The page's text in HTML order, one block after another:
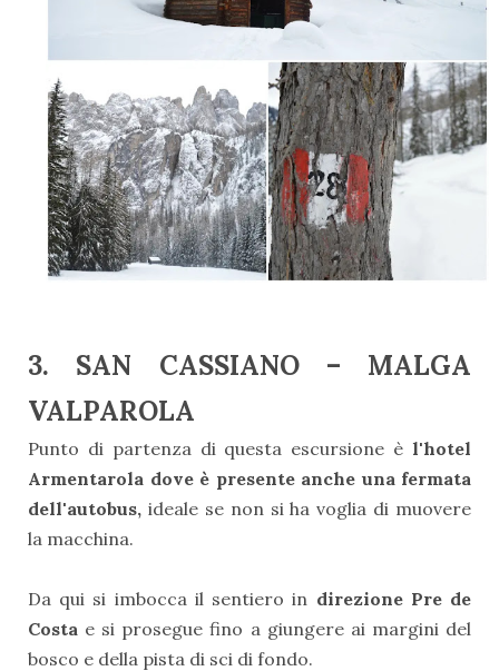
3. SAN CASSIANO – MALGA
VALPAROLA
Punto di partenza di questa escursione è l'hotel
Armentarola dove è presente anche una fermata
dell'autobus, ideale se non si ha voglia di muovere
la macchina.
Da qui si imbocca il sentiero in direzione Pre de
Costa e si prosegue fino a giungere ai margini del
bosco e della pista di sci di fondo.